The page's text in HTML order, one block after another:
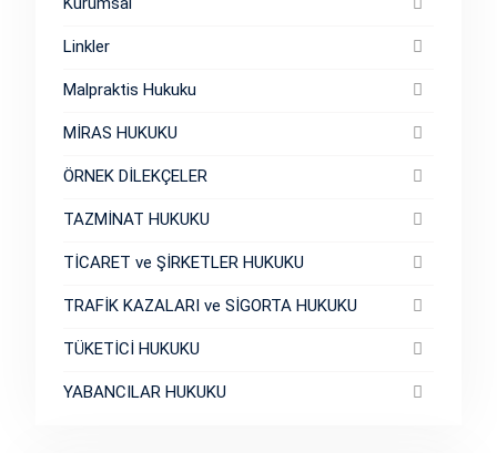
Linkler
Malpraktis Hukuku
MİRAS HUKUKU
ÖRNEK DİLEKÇELER
TAZMİNAT HUKUKU
TİCARET ve ŞİRKETLER HUKUKU
TRAFİK KAZALARI ve SİGORTA HUKUKU
TÜKETİCİ HUKUKU
YABANCILAR HUKUKU